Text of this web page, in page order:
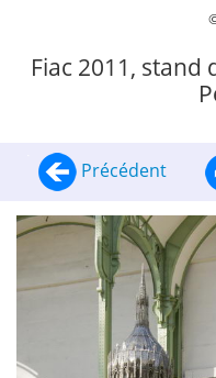
Fiac 2011, stand
Précédent